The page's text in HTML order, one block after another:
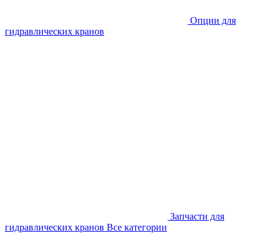
Опции для
гидравлических кранов
Запчасти для
гидравлических кранов Все категории